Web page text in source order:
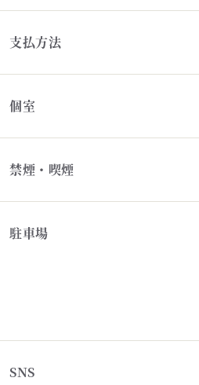
支払方法
個室
禁煙・喫煙
駐車場
SNS